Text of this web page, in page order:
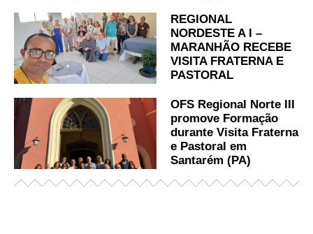
REGIONAL
NORDESTE A I –
MARANHÃO RECEBE
VISITA FRATERNA E
PASTORAL
OFS Regional Norte III
promove Formação
durante Visita Fraterna
e Pastoral em
Santarém (PA)